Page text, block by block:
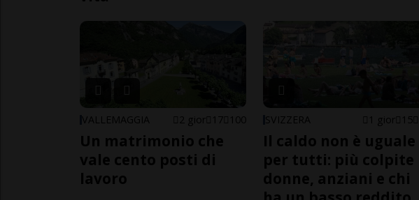
VALLEMAGGIA 2 gior 17 100
Un matrimonio che
vale cento posti di
lavoro
SVIZZERA 1 gior 15
Il caldo non è uguale
per tutti: più colpite
donne, anziani e chi